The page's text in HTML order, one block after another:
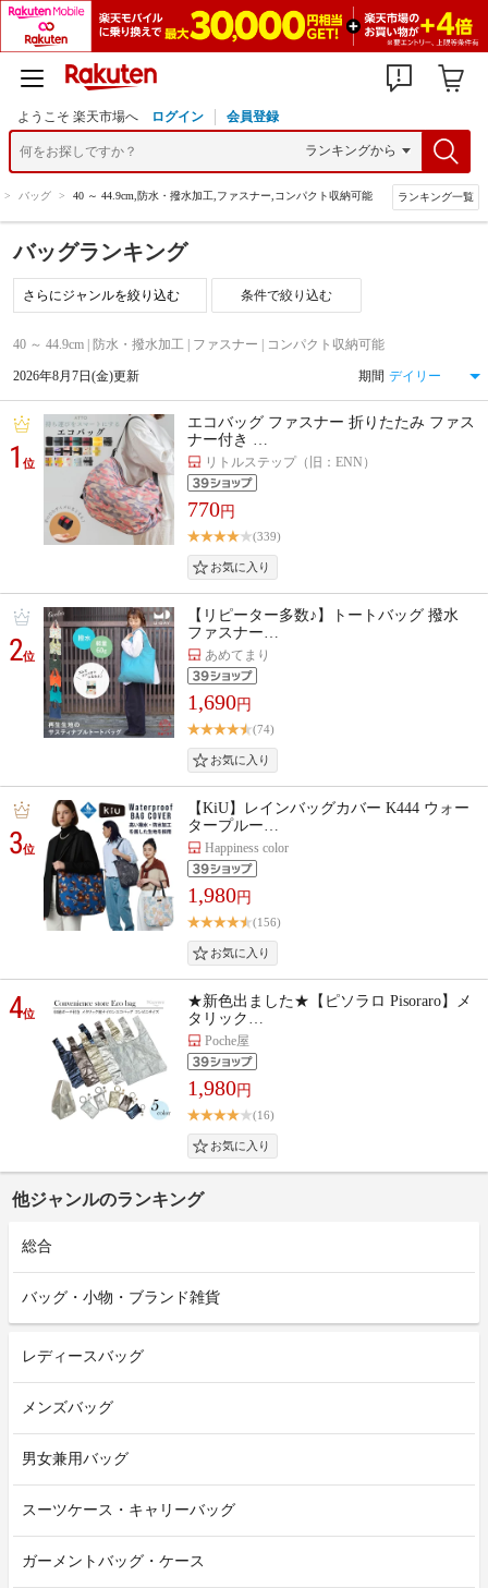
ようこそ 楽天市場へ ログイン 会員登録
> バッグ > 40 ～ 44.9cm,防水・撥水加工,ファスナー,コンパクト収納可能 ランキング一覧
バッグランキング
条件で絞り込む
40 ～ 44.9cm | 防水・撥水加工 | ファスナー | コンパクト収納可能
2026年8月7日(金)更新 期間
1位
エコバッグ ファスナー 折りたたみ ファス
ナー付き …
リトルステップ（旧：ENN）
770円
(339)
2位
【リピーター多数♪】トートバッグ 撥水
ファスナー…
あめてまり
1,690円
(74)
3位
【KiU】レインバッグカバー K444 ウォー
タープルー…
Happiness color
1,980円
(156)
4位
★新色出ました★【ピソラロ Pisoraro】メ
タリック…
Poche屋
1,980円
(16)
他ジャンルのランキング
総合
バッグ・小物・ブランド雑貨
レディースバッグ
メンズバッグ
男女兼用バッグ
スーツケース・キャリーバッグ
ガーメントバッグ・ケース